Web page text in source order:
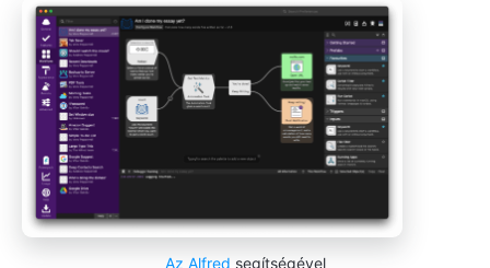
Az Alfred segítségével